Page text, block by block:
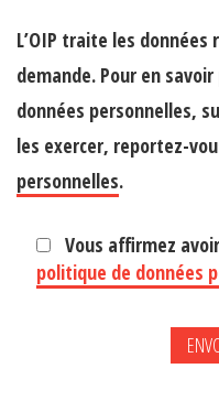
L’OIP traite les
demande. Pour en
données personnelles,
les exercer, reportez-
personnelles.
Vous affirmez
politique de données